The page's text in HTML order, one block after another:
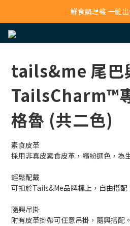
寵物吸毛機 吸毛清淨
鮮食調理機 一鍵
tails&me 尾巴
TailsCharm™
格魯 (共二色)
素食皮革
採用非真皮素食皮革，繽紛選色，為
輕鬆配戴
可扣於Tails&Me品牌標上，自由搭配
隨興吊掛
附有皮革掛帶可任意吊掛，隨興搭配。